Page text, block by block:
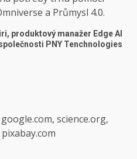
a Průmysl 4.0.
produktový manažer Edge AI
PNY Tenchnologies
science.org,